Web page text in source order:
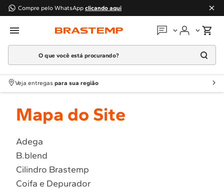
Compre pelo WhatsApp clicando aqui
Em que podemos
Atendimento Brastemp
O que você está procurando?
Termos mais buscados
1º Geladeira
2
Fogao
4 º Lava Louça
5 º Cooktop
6º Microondas Brastemp
7º Forno
Veja entregas para sua região
Mapa do Site
Adega
B.blend
Cilindro Brastemp
Coifa e Depurador